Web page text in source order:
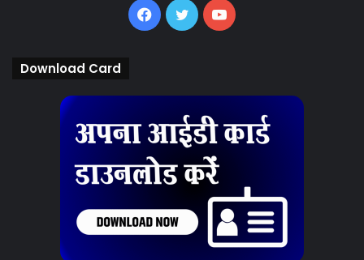
Facebook
TwitterYouTube
Download Card